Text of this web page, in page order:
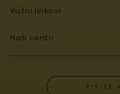
Važni linkovi
CERTIFIKATI
Naši centri
PRAG 4 - PRONATAL
ČESKÉ BUDĚJOVICE -
PIŠITE